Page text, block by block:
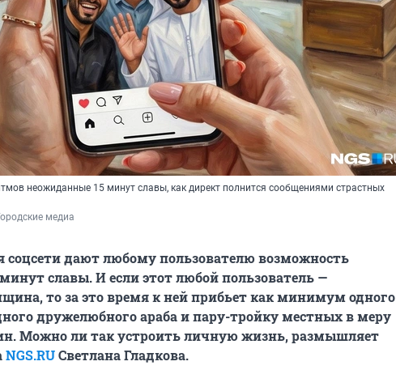
неожиданные 15 минут славы, как директ полнится сообщениями страстных
медиа
соцсети дают любому пользователю возможность
славы. И если этот любой пользователь —
то за это время к ней прибьет как минимум одного
дружелюбного араба и пару-тройку местных в меру
Можно ли так устроить личную жизнь, размышляет
NGS.RUСветлана Гладкова.